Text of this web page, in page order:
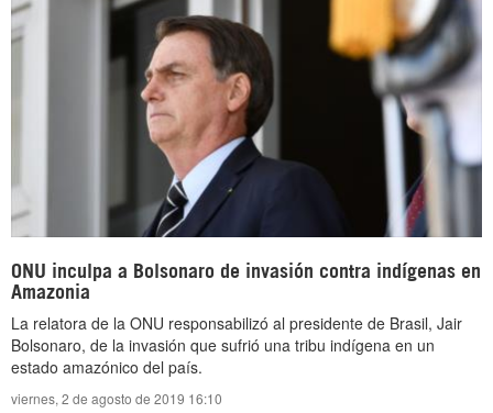
Instagram como: hispan_tv
https://www.facebook.com/Nexolatino.Canal
ONU inculpa a Bolsonaro de invasión contra indígenas en
Amazonia
La relatora de la ONU responsabilizó al presidente de Brasil, Jair
Bolsonaro, de la invasión que sufrió una tribu indígena en un
estado amazónico del país.
viernes, 2 de agosto de 2019 16:10